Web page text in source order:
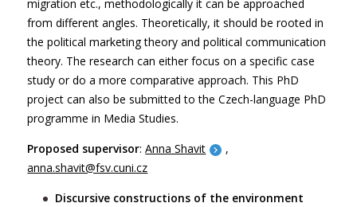
migration etc., methodologically it can be approached
from different angles. Theoretically, it should be rooted in
the political marketing theory and political communication
theory. The research can either focus on a specific case
study or do a more comparative approach. This PhD
project can also be submitted to the Czech-language PhD
programme in Media Studies.
Proposed supervisor:Anna Shavit
,
anna.shavit@fsv.cuni.cz
Discursive constructions of the environment